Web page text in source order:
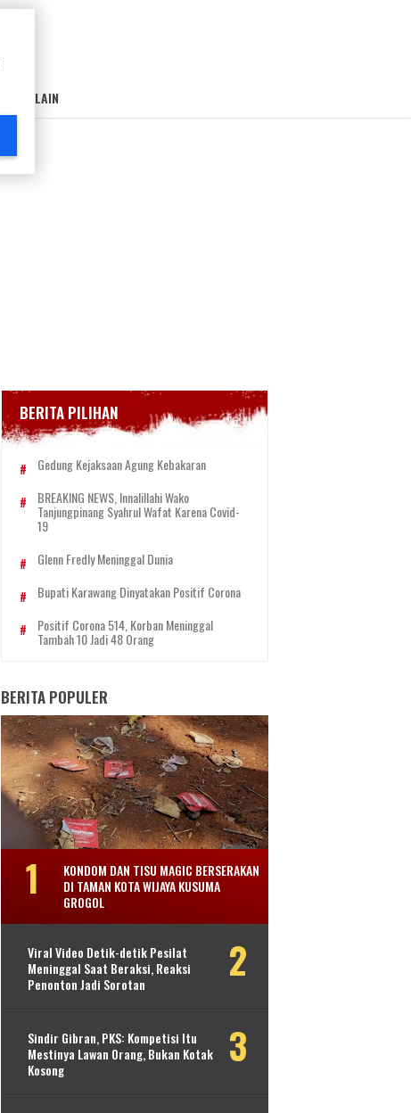
LAIN-LAIN
BERITA PILIHAN
Gedung Kejaksaan Agung Kebakaran
BREAKING NEWS, Innalillahi Wako
Tanjungpinang Syahrul Wafat Karena Covid-
19
Glenn Fredly Meninggal Dunia
Bupati Karawang Dinyatakan Positif Corona
Positif Corona 514, Korban Meninggal
Tambah 10 Jadi 48 Orang
BERITA POPULER
KONDOM DAN TISU MAGIC BERSERAKAN
DI TAMAN KOTA WIJAYA KUSUMA
GROGOL
Viral Video Detik-detik Pesilat
Meninggal Saat Beraksi, Reaksi
Penonton Jadi Sorotan
Sindir Gibran, PKS: Kompetisi Itu
Mestinya Lawan Orang, Bukan Kotak
Kosong